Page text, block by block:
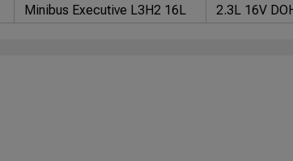
Minibus Executive L3H2 16L 2.3L 16V